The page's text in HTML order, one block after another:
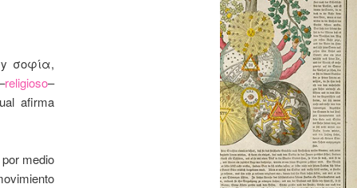
y σοφία,
religioso–
afirma
medio